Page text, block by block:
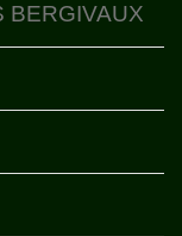
BERGIVAUX